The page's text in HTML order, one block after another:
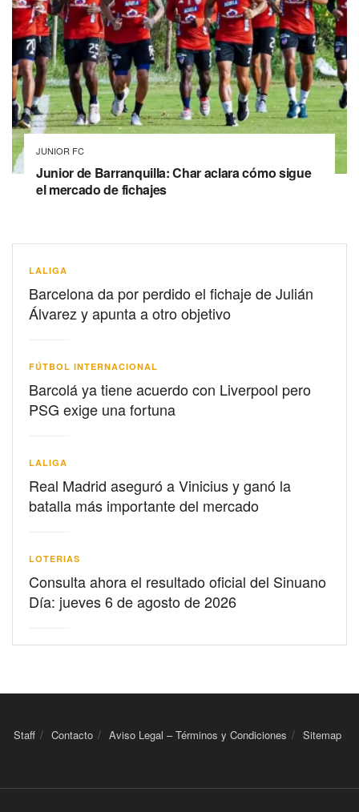
JUNIOR FC
Junior de Barranquilla: Char aclara cómo sigue
el mercado de fichajes
LALIGA
Barcelona da por perdido el fichaje de Julián
Álvarez y apunta a otro objetivo
FÚTBOL INTERNACIONAL
Barcolá ya tiene acuerdo con Liverpool pero
PSG exige una fortuna
LALIGA
Real Madrid aseguró a Vinicius y ganó la
batalla más importante del mercado
LOTERIAS
Consulta ahora el resultado oficial del Sinuano
Día: jueves 6 de agosto de 2026
Staff Contacto Aviso Legal – Términos y Condiciones Sitemap